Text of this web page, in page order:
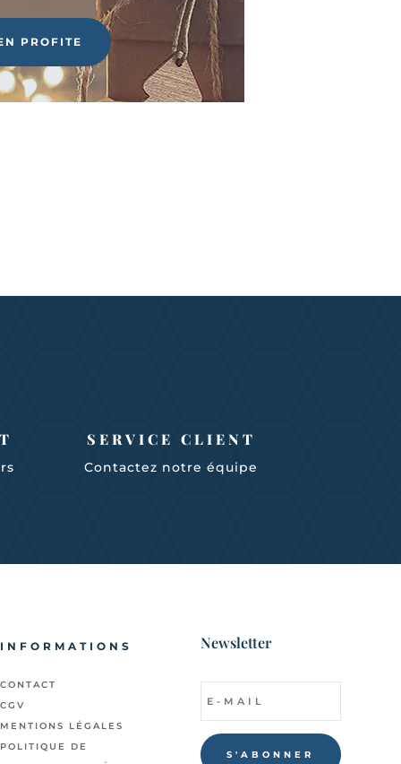
PROFITE
SERVICE CLIENT
Contactez notre équipe
INFORMATIONS
CONTACT
CGV
MENTIONS LÉGALES
POLITIQUE DE
Newsletter
S'ABONNER